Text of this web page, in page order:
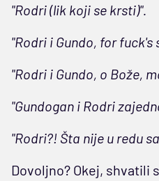
"Rodri (lik koji se krsti)".
"Rodri i Gundo, for fuck's
"Rodri i Gundo, o Bože,
"Gundogan i Rodri
"Rodri?! Šta nije u redu
Dovoljno? Okej, shvatili